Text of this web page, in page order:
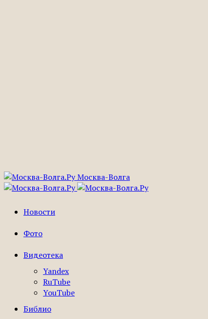
Москва-Волга
Новости
Фото
Видеотека
Yandex
RuTube
YouTube
Библио